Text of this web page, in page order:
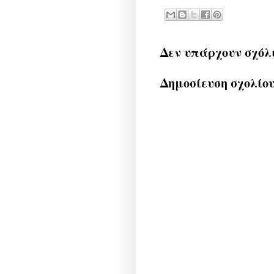
Δεν υπάρχουν
Δημοσίευση